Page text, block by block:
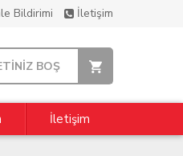
Bildirimi İletişim
BOŞ
İletişim